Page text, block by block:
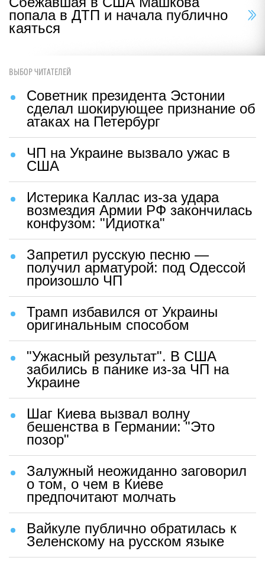
попала в ДТП и начала публично
каяться
ВЫБОР ЧИТАТЕЛЕЙ
Советник президента Эстонии
сделал шокирующее признание об
атаках на Петербург
ЧП на Украине вызвало ужас в
США
Истерика Каллас из-за удара
возмездия Армии РФ закончилась
конфузом: "Идиотка"
Запретил русскую песню —
получил арматурой: под Одессой
произошло ЧП
Трамп избавился от Украины
оригинальным способом
"Ужасный результат". В США
забились в панике из-за ЧП на
Украине
Шаг Киева вызвал волну
бешенства в Германии: "Это
позор"
Залужный неожиданно заговорил
о том, о чем в Киеве
предпочитают молчать
Вайкуле публично обратилась к
Зеленскому на русском языке